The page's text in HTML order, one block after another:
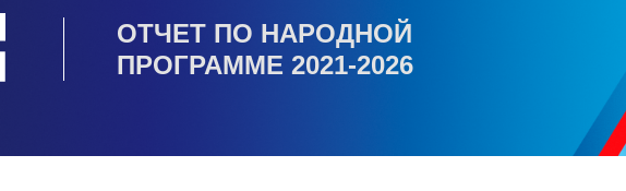
ОТЧЕТ ПО НАРОДНОЙ
ПРОГРАММЕ 2021-2026